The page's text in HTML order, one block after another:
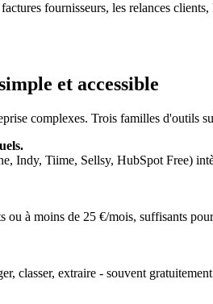
fournisseurs, les relances
et accessible
complexes. Trois familles d'outils
Indy, Tiime, Sellsy, HubSpot Free)
ou à moins de 25 €/mois, suffisants
classer, extraire - souvent